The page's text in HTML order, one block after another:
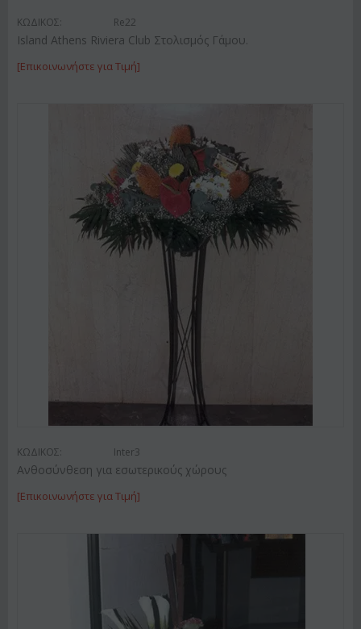
ΚΩΔΙΚΟΣ: Re22
Island Athens Riviera Club Στολισμός Γάμου.
[Επικοινωνήστε για Τιμή]
ΚΩΔΙΚΟΣ: Inter3
Ανθοσύνθεση για εσωτερικούς χώρους
[Επικοινωνήστε για Τιμή]